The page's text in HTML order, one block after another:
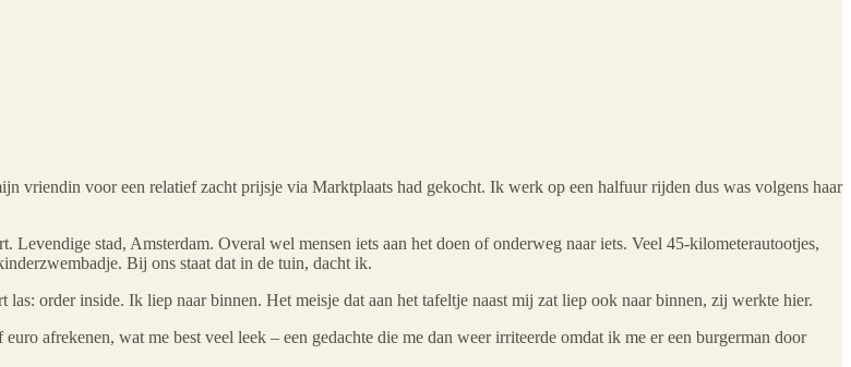
vriendin voor een relatief zacht prijsje via Marktplaats had gekocht. Ik werk op een halfuur rijden dus was volgens haar
stad, Amsterdam. Overal wel mensen iets aan het doen of onderweg naar iets. Veel 45-kilometerautootjes,
Bij ons staat dat in de tuin, dacht ik.
order inside. Ik liep naar binnen. Het meisje dat aan het tafeltje naast mij zat liep ook naar binnen, zij werkte hier.
afrekenen, wat me best veel leek – een gedachte die me dan weer irriteerde omdat ik me er een burgerman door